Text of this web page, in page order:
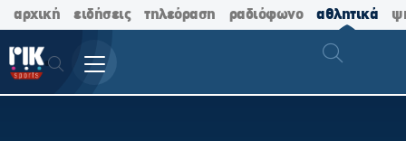
αρχική ειδήσεις τηλεόραση ραδιόφωνο αθλητικά